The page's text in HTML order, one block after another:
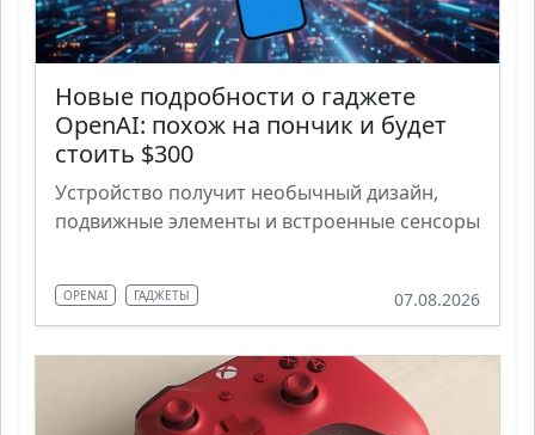
Новые подробности о гаджете
OpenAI: похож на пончик и будет
стоить $300
Устройство получит необычный дизайн,
подвижные элементы и встроенные сенсоры
OPENAI ГАДЖЕТЫ 07.08.2026